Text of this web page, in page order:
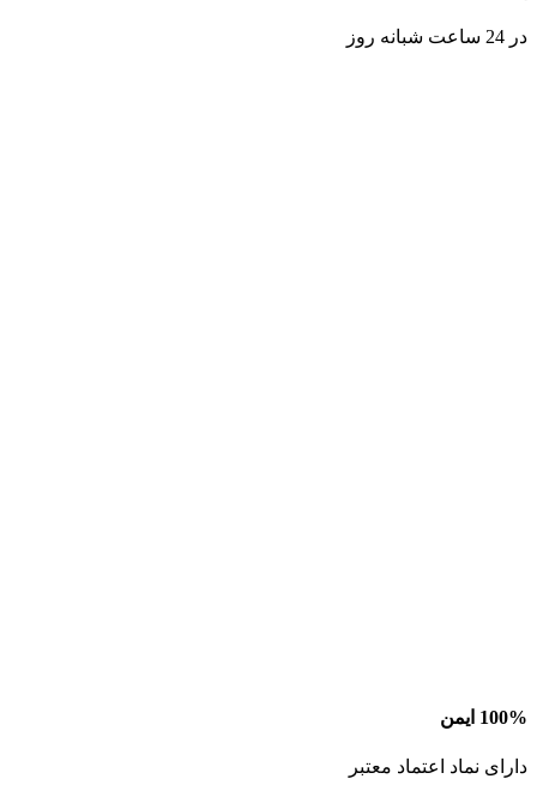
در 24 ساعت شبانه روز
100% ایمن
دارای نماد اعتماد معتبر